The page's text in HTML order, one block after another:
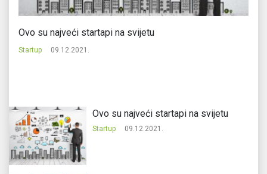
Ovo su najveći startapi na svijetu
Startup 09.12.2021.
Ovo su najveći startapi na svijetu
Startup 09.12.2021.